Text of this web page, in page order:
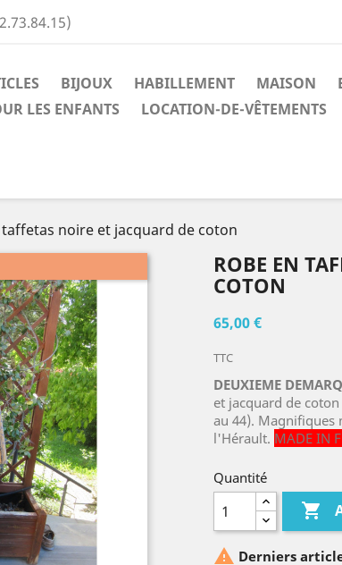
BIJOUX HABILLEMENT MAISON
LES ENFANTS
LOCATION-DE-VÊTEMENTS
taffetas noire et jacquard de coton
ROBE EN
COTON
65,00 €
TTC
DEUXIEME
et jacquard de
au 44). Magnifiques
l'Hérault. MADE IN
Quantité

 Derniers